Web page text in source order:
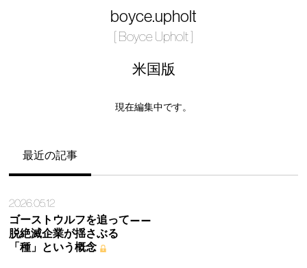
boyce.upholt
[ Boyce Upholt ]
米国版
現在編集中です。
最近の記事
2026.05.12
ゴーストウルフを追って——
脱絶滅企業が揺さぶる
「種」という概念